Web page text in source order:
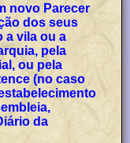
novo Parecer
dos seus
a vila ou a
pela
ou pela
(no caso
da